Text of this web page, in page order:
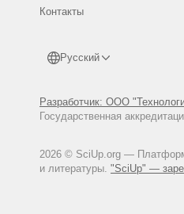
Контакты
Русский
Разработчик: ООО
Государственная
2026 © SciUp.org —
и литературы. "SciUp" —